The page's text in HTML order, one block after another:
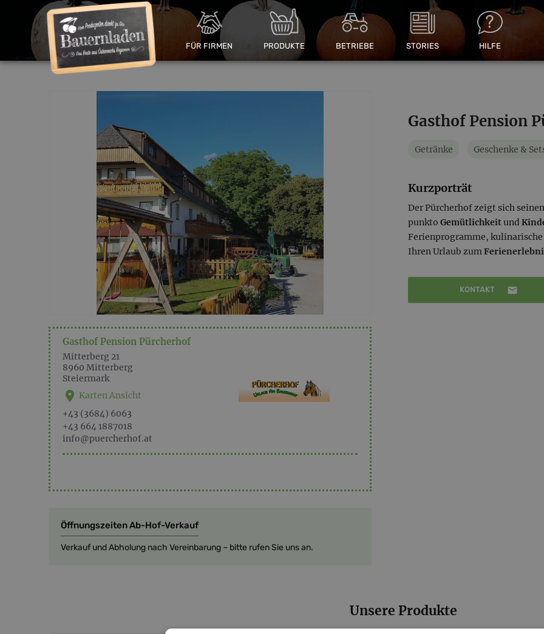
FÜR FIRMEN PRODUKTE BETRIEBE STORIES HILFE
Gasthof Pension Pürcherhof
Mitterberg 21
8960 Mitterberg
Steiermark
Karten Ansicht
+43 (3684) 6063
+43 664 1887018
info@puercherhof.at
Öffnungszeiten Ab-Hof-Verkauf
Verkauf und Abholung nach Vereinbarung – bitte rufen Sie uns an.
Gasthof Pension
Getränke Geschenke &
Kurzporträt
Der Pürcherhof zeigt sich
punkto Gemütlichkeitund
Ferienprogramme,
Ihren Urlaub zum
KONTAKT
Unsere Produkte